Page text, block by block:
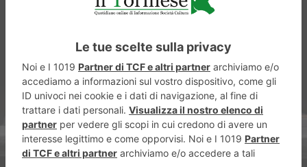
Lo Zecchino d’oro show
approda a Torino